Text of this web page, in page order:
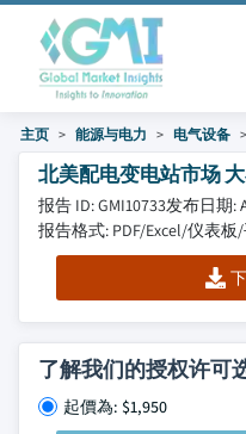
主页 能源与电力 电气设备
北美配电变电站市场
报告 ID: GMI10733发布日期:
报告格式: PDF/Excel/仪表板
了解我们的授权许可
起價為: $1,950